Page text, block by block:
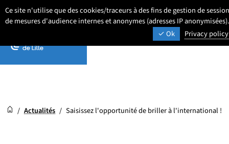
Ce site n'utilise que des cookies/traceurs à des fins de gestion de
de mesures d'audience internes et anonymes (adresses IP anonymisées).
Ok
Privacy policy
Aller
au
Aller
au
principal
Aller
au
de
Newsroom
Newsroom
Accueil
/ Actualités / Saisissez l'opportunité de briller à l'international !